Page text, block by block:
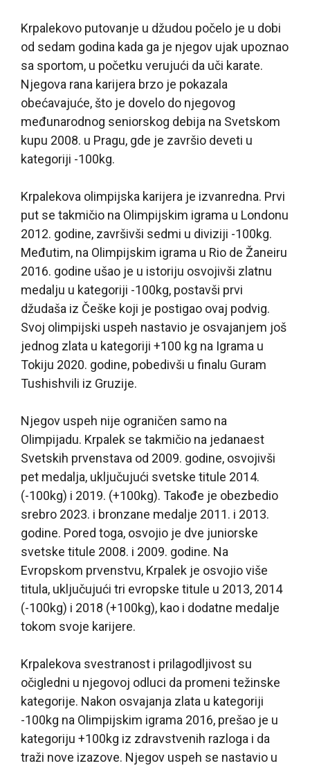
Krpalekovo putovanje u džudou počelo je u dobi
od sedam godina kada ga je njegov ujak upoznao
sa sportom, u početku verujući da uči karate.
Njegova rana karijera brzo je pokazala
obećavajuće, što je dovelo do njegovog
međunarodnog seniorskog debija na Svetskom
kupu 2008. u Pragu, gde je završio deveti u
kategoriji -100kg.
Krpalekova olimpijska karijera je izvanredna. Prvi
put se takmičio na Olimpijskim igrama u Londonu
2012. godine, završivši sedmi u diviziji -100kg.
Međutim, na Olimpijskim igrama u Rio de Žaneiru
2016. godine ušao je u istoriju osvojivši zlatnu
medalju u kategoriji -100kg, postavši prvi
džudaša iz Češke koji je postigao ovaj podvig.
Svoj olimpijski uspeh nastavio je osvajanjem još
jednog zlata u kategoriji +100 kg na Igrama u
Tokiju 2020. godine, pobedivši u finalu Guram
Tushishvili iz Gruzije.
Njegov uspeh nije ograničen samo na
Olimpijadu. Krpalek se takmičio na jedanaest
Svetskih prvenstava od 2009. godine, osvojivši
pet medalja, uključujući svetske titule 2014.
(-100kg) i 2019. (+100kg). Takođe je obezbedio
srebro 2023. i bronzane medalje 2011. i 2013.
godine. Pored toga, osvojio je dve juniorske
svetske titule 2008. i 2009. godine. Na
Evropskom prvenstvu, Krpalek je osvojio više
titula, uključujući tri evropske titule u 2013, 2014
(-100kg) i 2018 (+100kg), kao i dodatne medalje
tokom svoje karijere.
Krpalekova svestranost i prilagodljivost su
očigledni u njegovoj odluci da promeni težinske
kategorije. Nakon osvajanja zlata u kategoriji
-100kg na Olimpijskim igrama 2016, prešao je u
kategoriju +100kg iz zdravstvenih razloga i da
traži nove izazove. Njegov uspeh se nastavio u